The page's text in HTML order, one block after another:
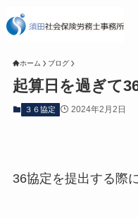
ホーム ブログ
起算日を過ぎて
３６協定 2024年2月2日
36協定を提出する際